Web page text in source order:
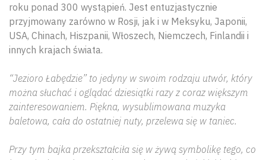
roku ponad 300 wystąpień. Jest entuzjastycznie
przyjmowany zarówno w Rosji, jak i w Meksyku, Japonii,
USA, Chinach, Hiszpanii, Włoszech, Niemczech, Finlandii i
innych krajach świata.
“Jezioro Łabędzie” to jedyny w swoim rodzaju utwór, który
można słuchać i oglądać dziesiątki razy z coraz większym
zainteresowaniem. Piękna, wysublimowana muzyka
baletowa, cała do ostatniej nuty, przelewa się w taniec.
Przy tym bajka przekształciła się w żywą symbolikę tego, co